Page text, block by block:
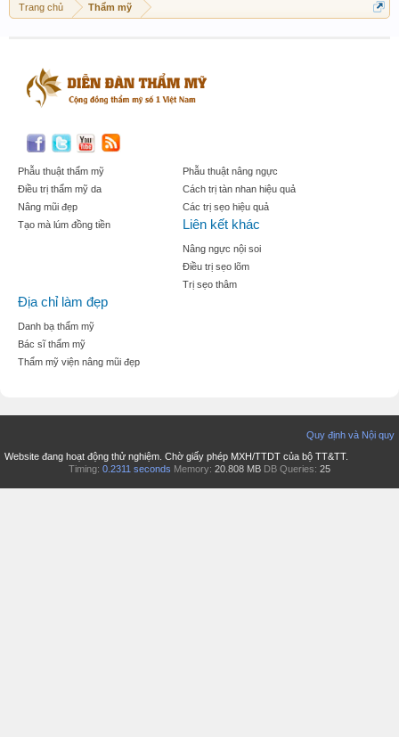
Trang chủ Thẩm mỹ
Phẫu thuật thẩm mỹ
Điều trị thẩm mỹ da
Nâng mũi đẹp
Tạo mà lúm đồng tiền
Phẫu thuật nâng ngực
Cách trị tàn nhan hiệu quả
Các trị sẹo hiệu quả
Liên kết khác
Nâng ngực nội soi
Điều trị sẹo lõm
Trị sẹo thâm
Địa chỉ làm đẹp
Danh bạ thẩm mỹ
Bác sĩ thẩm mỹ
Thẩm mỹ viện nâng mũi đẹp
Quy định và Nội quy
Website đang hoạt động thử nghiệm. Chờ giấy phép MXH/TTDT của bộ TT&TT.
Timing: 0.2311 seconds Memory: 20.808 MB DB Queries: 25